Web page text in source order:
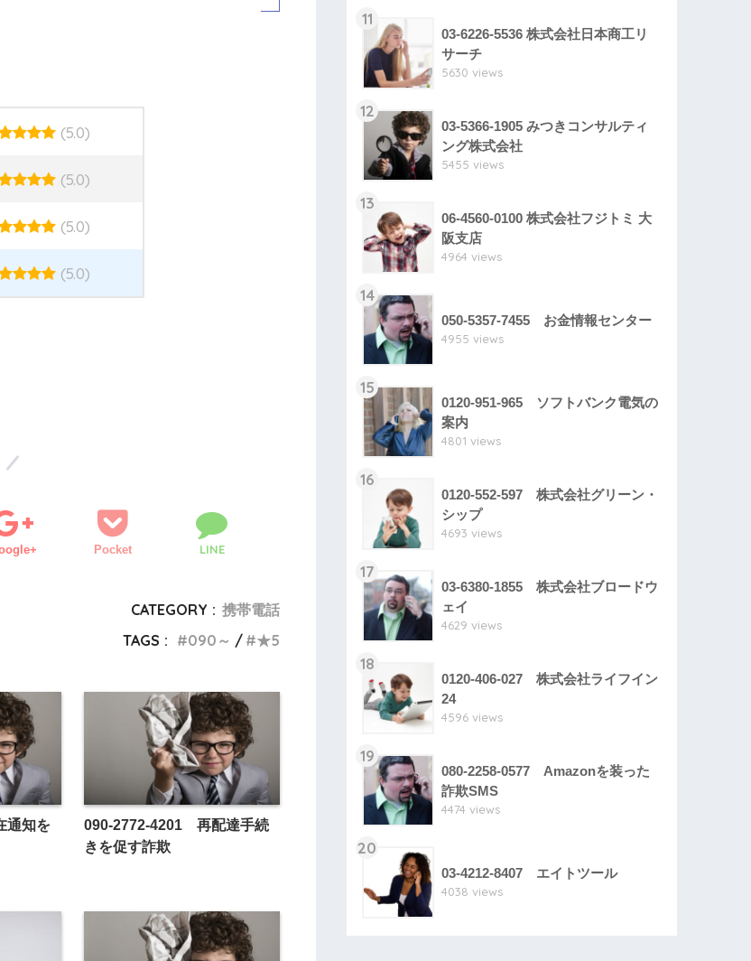
(5.0)
(5.0)
(5.0)
(5.0)
Pocket LINE
CATEGORY : 携帯電話
TAGS :
090～ ★5
通知を
090-2772-4201 再配達手続
きを促す詐欺
11
03-6226-5536 株式会社日本商工リ
サーチ
5630 views
12
03-5366-1905 みつきコンサルティ
ング株式会社
5455 views
13
06-4560-0100 株式会社フジトミ 大
阪支店
4964 views
14
050-5357-7455 お金情報センター
4955 views
15
0120-951-965 ソフトバンク電気の
案内
4801 views
16
0120-552-597 株式会社グリーン・
シップ
4693 views
17
03-6380-1855 株式会社ブロードウ
ェイ
4629 views
18
0120-406-027 株式会社ライフイン
24
4596 views
19
080-2258-0577 Amazonを装った
詐欺SMS
4474 views
20
03-4212-8407 エイトツール
4038 views